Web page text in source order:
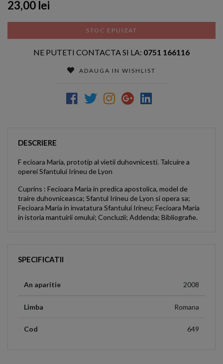
23,00 lei
STOC EPUIZAT
NE PUTETI CONTACTA SI LA: 0751 166116
ADAUGA IN WISHLIST
DESCRIERE
F ecioara Maria, prototip al vietii duhovnicesti. Talcuire a
operei Sfantului Irineu de Lyon
Cuprins : Fecioara Maria in predica apostolica, model de
traire duhovniceasca; Sfantul Irineu de Lyon si opera sa;
Fecioara Maria in invatatura Sfantului Irineu; Fecioara Maria
in istoria mantuirii omului; Concluzii; Addenda; Bibliografie.
SPECIFICATII
An aparitie 2008
Limba Romana
Cod 649